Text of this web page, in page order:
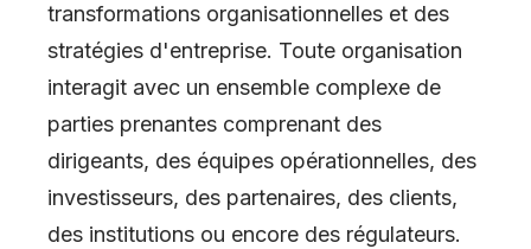
transformations organisationnelles et des
stratégies d'entreprise. Toute organisation
interagit avec un ensemble complexe de
parties prenantes comprenant des
dirigeants, des équipes opérationnelles, des
investisseurs, des partenaires, des clients,
des institutions ou encore des régulateurs.